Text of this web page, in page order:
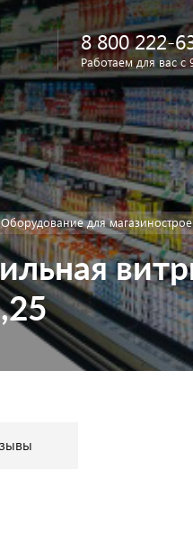
8 800 222-
Работаем для вас с
Оборудование для